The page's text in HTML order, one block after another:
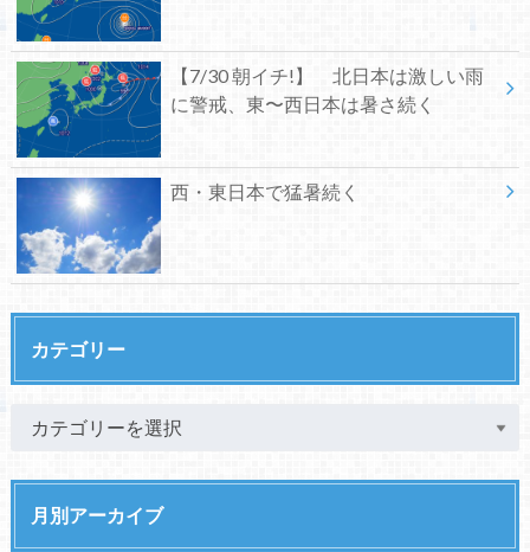
【7/30 朝イチ!】 北日本は激しい雨
に警戒、東〜西日本は暑さ続く
西・東日本で猛暑続く
カテゴリー
月別アーカイブ